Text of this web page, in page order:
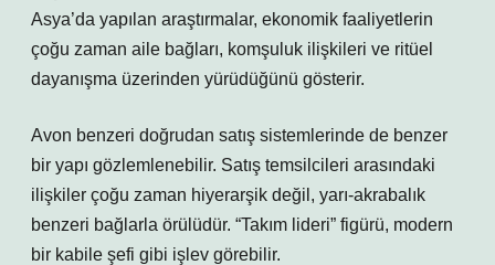
Asya’da yapılan araştırmalar, ekonomik faaliyetlerin
çoğu zaman aile bağları, komşuluk ilişkileri ve ritüel
dayanışma üzerinden yürüdüğünü gösterir.
Avon benzeri doğrudan satış sistemlerinde de benzer
bir yapı gözlemlenebilir. Satış temsilcileri arasındaki
ilişkiler çoğu zaman hiyerarşik değil, yarı-akrabalık
benzeri bağlarla örülüdür. “Takım lideri” figürü, modern
bir kabile şefi gibi işlev görebilir.